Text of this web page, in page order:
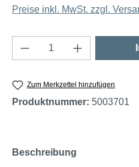
Preise inkl. MwSt. zzgl.
Produkt Anzahl: Gib
Zum Merkzettel hinzufügen
Produktnummer: 5003701
Beschreibung